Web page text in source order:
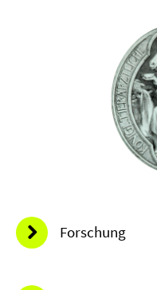
Forschung